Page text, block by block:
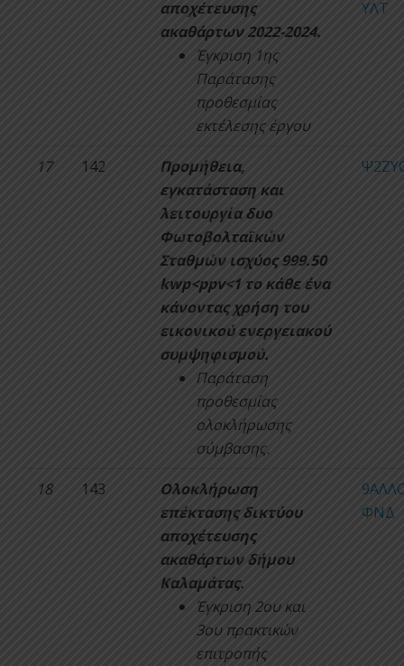
αποχέτευσης
ακαθάρτων 2022-2024.
Έγκριση 1ης
Παράτασης
προθεσμίας
εκτέλεσης έργου
ΥΛΤ
17 142
Προμήθεια,
εγκατάσταση και
λειτουργία δυο
Φωτοβολταϊκών
Σταθμών ισχύος 999.50
kwp<ppv<1 το κάθε ένα
κάνοντας χρήση του
εικονικού ενεργειακού
συμψηφισμού.
Παράταση
προθεσμίας
ολοκλήρωσης
σύμβασης.
18 143
Ολοκλήρωση
επέκτασης δικτύου
αποχέτευσης
ακαθάρτων δήμου
Καλαμάτας.
Έγκριση 2ου και
3ου πρακτικών
επιτροπής
ΦΝΔ